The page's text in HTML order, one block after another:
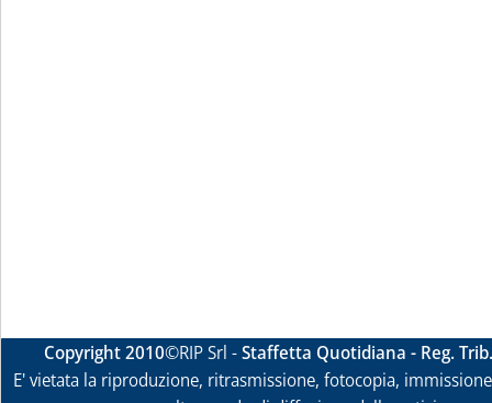
Copyright 2010©RIP Srl -Staffetta Quotidiana - Reg.
E' vietata la riproduzione, ritrasmissione, fotocopia,